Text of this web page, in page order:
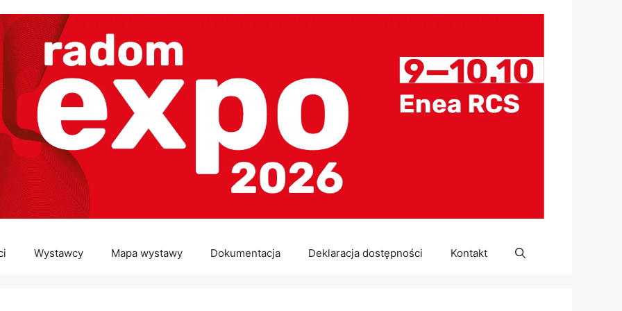
Wystawcy Mapa wystawy Dokumentacja Deklaracja dostępności Kontakt